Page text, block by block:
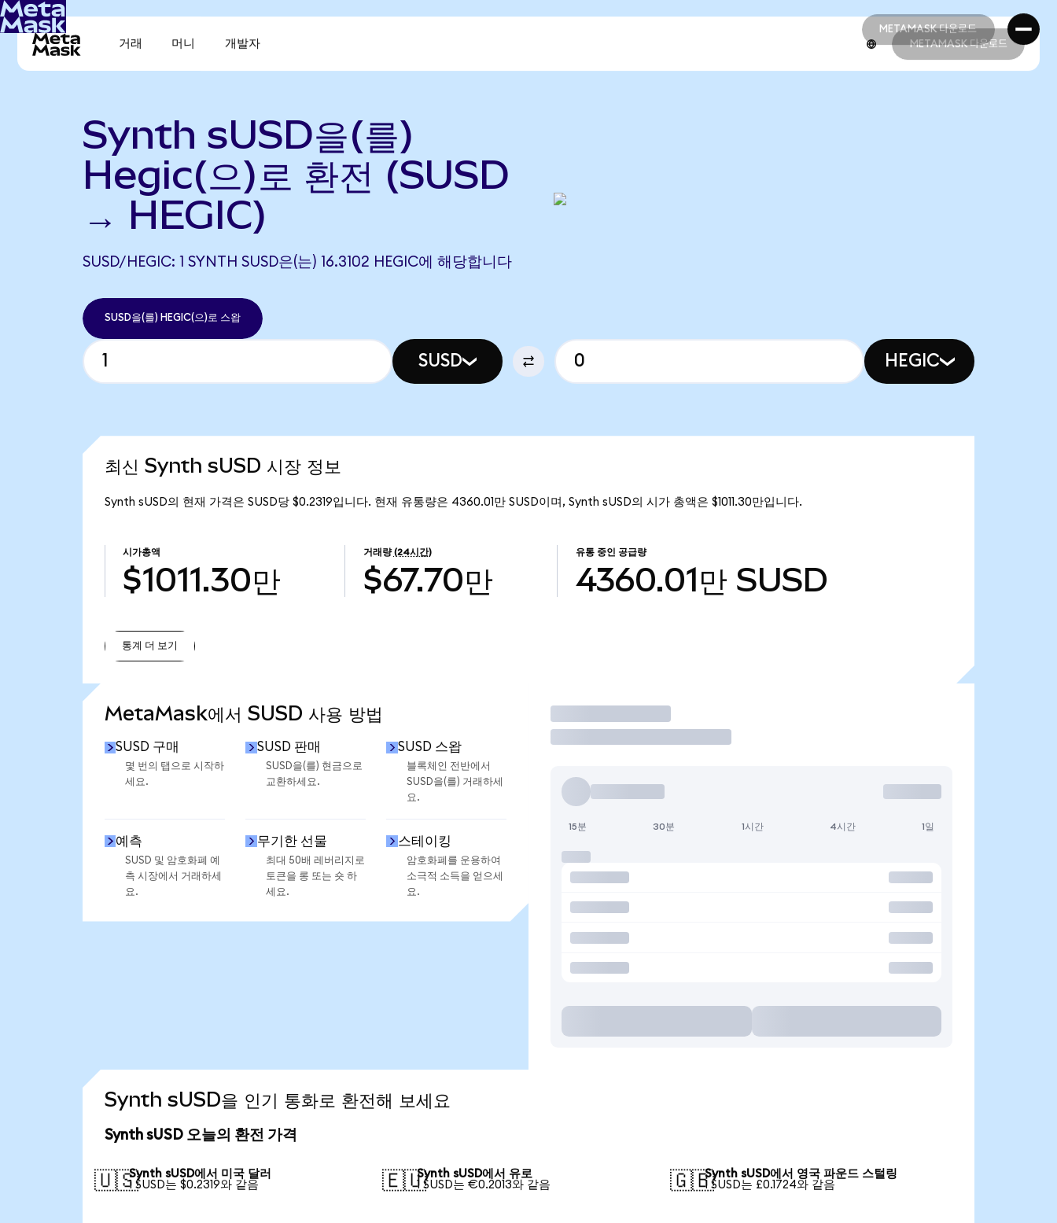
METAMASK 다운로드
METAMASK 다운로드
거래 머니 개발자 METAMASK 다운로드
Synth sUSD을(를)
Hegic(으)로 환전 (SUSD
→ HEGIC)
SUSD/HEGIC: 1 SYNTH SUSD은(는) 16.3102 HEGIC에 해당합니다
SUSD을(를) HEGIC(으)로 스왑
SUSD HEGIC
최신 Synth sUSD 시장 정보
Synth sUSD의 현재 가격은 SUSD당 $0.2319입니다. 현재 유통량은 4360.01만 SUSD이며, Synth sUSD의 시가 총액은 $1011.30만입니다.
시가총액
$1011.30만
거래량 (24시간)
$67.70만
유통 중인 공급량
4360.01만 SUSD
통계 더 보기
MetaMask에서 SUSD 사용 방법
SUSD 구매
몇 번의 탭으로 시작하
세요.
SUSD 판매
SUSD을(를) 현금으로
교환하세요.
SUSD 스왑
블록체인 전반에서
SUSD을(를) 거래하세
요.
예측
SUSD 및 암호화폐 예
측 시장에서 거래하세
요.
무기한 선물
최대 50배 레버리지로
토큰을 롱 또는 숏 하
세요.
스테이킹
암호화폐를 운용하여
소극적 소득을 얻으세
요.
거래
15분 30분 1시간 4시간 1일
Synth sUSD을 인기 통화로 환전해 보세요
Synth sUSD 오늘의 환전 가격
🇺🇸Synth sUSD에서 미국 달러
1 SUSD는 $0.2319와 같음
🇪🇺Synth sUSD에서 유로
1 SUSD는 €0.2013와 같음
🇬🇧Synth sUSD에서 영국 파운드 스털링
1 SUSD는 £0.1724와 같음